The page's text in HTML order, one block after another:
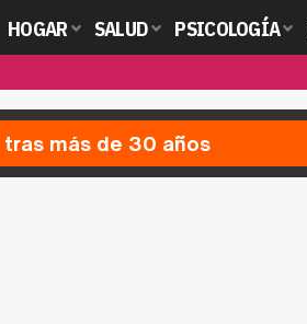
HOGAR SALUD PSICOLOGÍA
más de 30 años